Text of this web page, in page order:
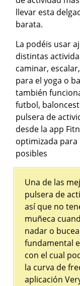
llevar esta
barata.
La podéis usar
distintas
caminar,
para el yoga o
también
futbol,
pulsera de
desde la app
optimizada
posibles
Una de las
pulsera de
así que no
muñeca
nadar o
fundamental
con el cual
la curva de
aplicación